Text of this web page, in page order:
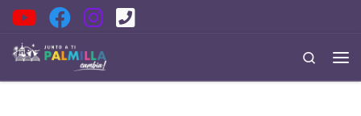
Saltar al contenido
Search